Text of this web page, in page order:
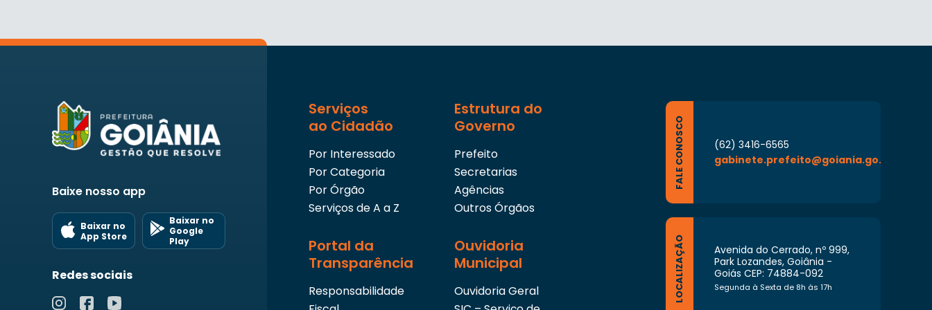
Baixe nosso app
Baixar no
App Store
Baixar no
Google
Play
Redes sociais
Serviços
ao Cidadão
Por Interessado
Por Categoria
Por Órgão
Serviços de A a Z
Estrutura do
Governo
Prefeito
Secretarias
Agências
Outros Órgãos
Portal da
Transparência
Responsabilidade
Ouvidoria
Municipal
Ouvidoria Geral
FALE CONOSCO
(62) 3416-6565
gabinete.prefeito@goiania.go.gov.br
LOCALIZAÇÃO
Avenida do Cerrado, nº 999,
Park Lozandes, Goiânia -
Goiás CEP: 74884-092
Segunda à Sexta de 8h às 17h